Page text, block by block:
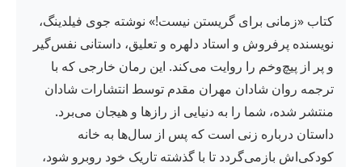
کتاب «زمانی برای گریستن نیست!» نوشته جوی فیلدینگ،
نویسنده پرفروش و استاد دلهره و تعلیق، داستانی نفس‌گیر
و پر از پیچ‌وخم را روایت می‌کند. این رمان خارجی که با
ترجمه روان شادان مهران مقدم توسط انتشارات شادان
منتشر شده، شما را به دنیایی از رازها و هیجان می‌برد.
داستان درباره زنی است که پس از سال‌ها به خانه
کودکی‌اش بازمی‌گردد تا با گذشته تاریک خود روبرو شود،